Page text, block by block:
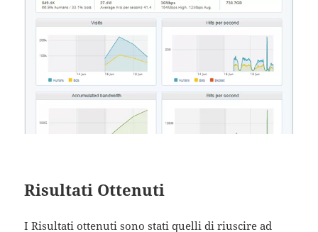
Risultati Ottenuti
I Risultati ottenuti sono stati quelli di riuscire ad